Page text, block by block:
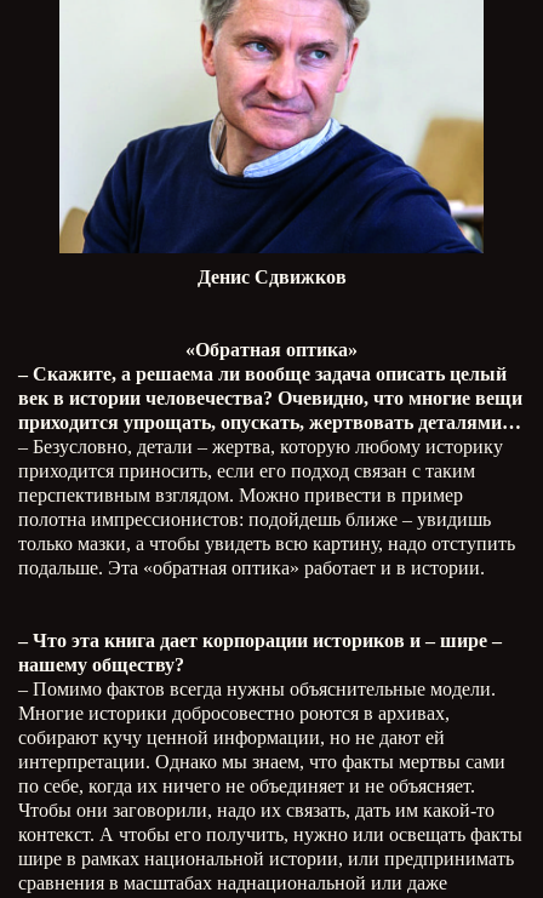
Денис Сдвижков
«Обратная оптика»
– Скажите, а решаема ли вообще задача описать целый
век в истории человечества? Очевидно, что многие вещи
приходится упрощать, опускать, жертвовать деталями…
– Безусловно, детали – жертва, которую любому историку
приходится приносить, если его подход связан с таким
перспективным взглядом. Можно привести в пример
полотна импрессионистов: подойдешь ближе – увидишь
только мазки, а чтобы увидеть всю картину, надо отступить
подальше. Эта «обратная оптика» работает и в истории.
– Что эта книга дает корпорации историков и – шире –
нашему обществу?
– Помимо фактов всегда нужны объяснительные модели.
Многие историки добросовестно роются в архивах,
собирают кучу ценной информации, но не дают ей
интерпретации. Однако мы знаем, что факты мертвы сами
по себе, когда их ничего не объединяет и не объясняет.
Чтобы они заговорили, надо их связать, дать им какой-то
контекст. А чтобы его получить, нужно или освещать факты
шире в рамках национальной истории, или предпринимать
сравнения в масштабах наднациональной или даже